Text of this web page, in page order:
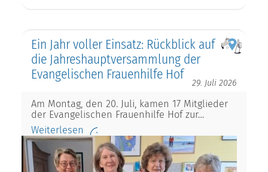
Ein Jahr voller Einsatz: Rückblick auf
die Jahreshauptversammlung der
Evangelischen Frauenhilfe Hof
29. Juli 2026
Am Montag, den 20. Juli, kamen 17 Mitglieder
der Evangelischen Frauenhilfe Hof zur…
Weiterlesen